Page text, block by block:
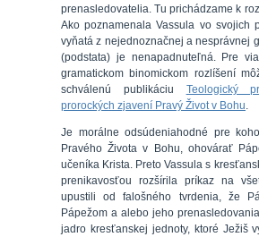
prenasledovatelia. Tu prichádzame k
Ako poznamenala Vassula vo svojich
vyňatá z nejednoznačnej a nesprávnej
(podstata) je nenapadnuteľná. Pre
gramatickom binomickom rozlíšení
schválenú publikáciu Teologický
prorockých zjavení Pravý Život v Bohu
Je morálne odsúdeniahodné pre
Pravého Života v Bohu, ohovárať
učeníka Krista. Preto Vassula s
prenikavosťou rozšírila príkaz na
upustili od falošného tvrdenia, že
Pápežom a alebo jeho
jadro kresťanskej jednoty, ktoré Ježiš